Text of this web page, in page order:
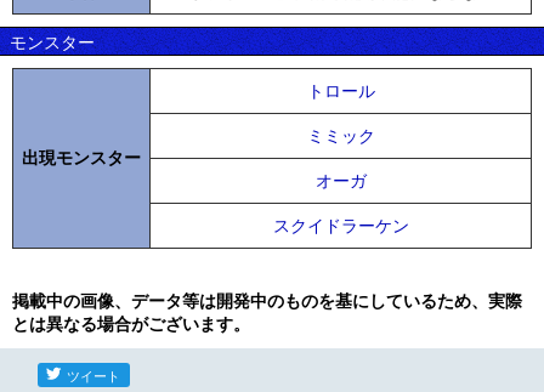
モンスター
出現モンスター
トロール
ミミック
オーガ
スクイドラーケン
掲載中の画像、データ等は開発中のものを基にしているため、実際
とは異なる場合がございます。
ツイート